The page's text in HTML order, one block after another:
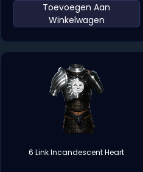
‌Toevoegen Aan
Winkelwagen‌
6 Link Incandescent Heart